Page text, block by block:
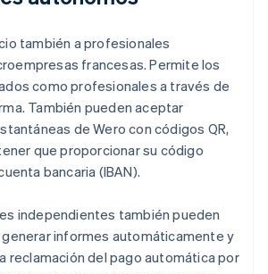
también a profesionales
francesas. Permite los
como profesionales a través de
También pueden aceptar
de Wero con códigos QR,
que proporcionar su código
bancaria (IBAN).
independientes también pueden
informes automáticamente y
reclamación del pago automática por